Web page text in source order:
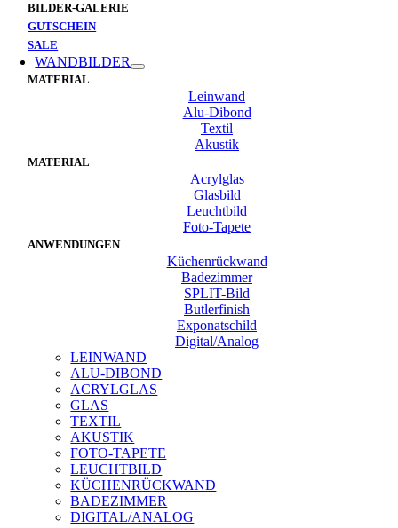
BILDER-GALERIE
GUTSCHEIN
SALE
WANDBILDER
MATERIAL
Leinwand
Alu-Dibond
Textil
Akustik
MATERIAL
Acrylglas
Glasbild
Leuchtbild
Foto-Tapete
ANWENDUNGEN
Küchenrückwand
Badezimmer
SPLIT-Bild
Butlerfinish
Exponatschild
Digital/Analog
LEINWAND
ALU-DIBOND
ACRYLGLAS
GLAS
TEXTIL
AKUSTIK
FOTO-TAPETE
LEUCHTBILD
KÜCHENRÜCKWAND
BADEZIMMER
DIGITAL/ANALOG